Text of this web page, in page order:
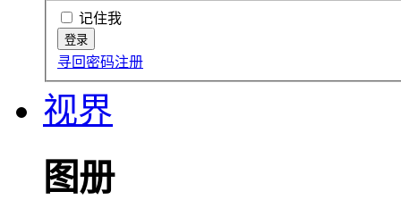
记住我
寻回密码注册
视界
图册